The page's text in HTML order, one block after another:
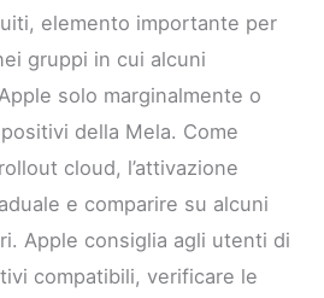
elemento importante per
gruppi in cui alcuni
solo marginalmente o
della Mela. Come
cloud, l’attivazione
e comparire su alcuni
Apple consiglia agli utenti di
compatibili, verificare le